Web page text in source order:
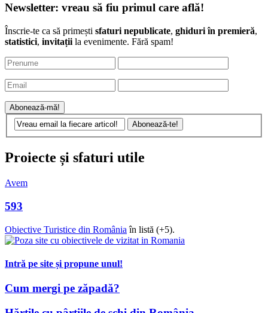
Newsletter: vreau să fiu primul care află!
Înscrie-te ca să primești sfaturi nepublicate, ghiduri în premieră,
statistici, invitații la evenimente. Fără spam!
Proiecte și sfaturi utile
Avem
593
Obiective Turistice din România în listă (+5).
Intră pe site și propune unul!
Cum mergi pe zăpadă?